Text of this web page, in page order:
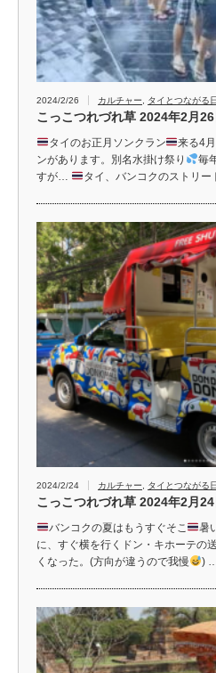
2024/2/26 カルチャー タイとつながる
こっこつれづれ草 2024年2月26
タイのお正月ソンクラン
来る4
ンがあります。別名水掛け祭り
毎
すが…
タイ、バンコクのストリー
2024/2/24 カルチャー タイとつながる
こっこつれづれ草 2024年2月24
バンコクの夏はもうすぐそこ 暑
に、すぐ横を行くドン・キホーテの
くなった。(方向が違うので我慢
) …